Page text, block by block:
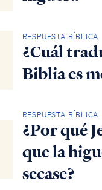
RESPUESTA BÍBLICA
¿Cuál
Biblia es
RESPUESTA BÍBLICA
¿Por qué
que la
secase?